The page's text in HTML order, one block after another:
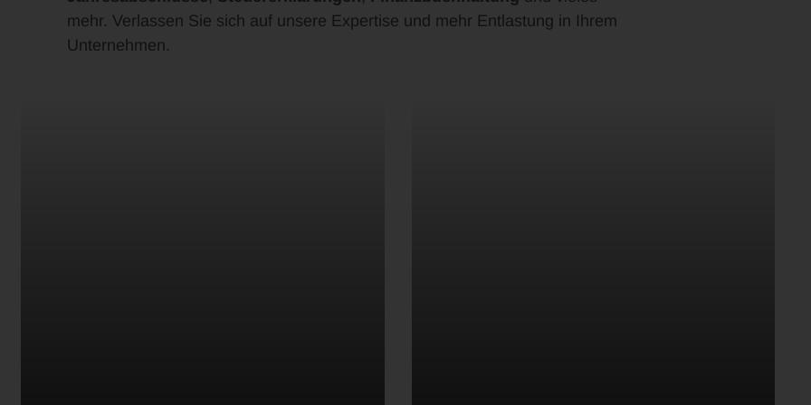
mehr. Verlassen Sie sich auf unsere Expertise und mehr Entlastung in Ihrem
Unternehmen.